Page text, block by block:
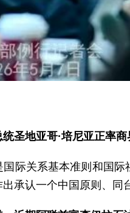
圣地亚哥·培尼亚正率
际关系基本准则和国
承认一个中国原则、同